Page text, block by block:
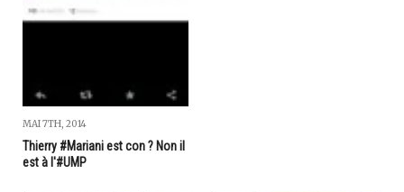
MAI 7TH, 2014
Thierry #Mariani est con ? Non il
est à l'#UMP